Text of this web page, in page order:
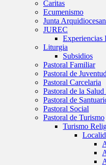
Caritas
Ecumenismo
Junta
JUREC
Experiencias
Liturgia
Subsidios
Pastoral Familiar
Pastoral de Juventud
Pastoral Carcelaria
Pastoral de la
Pastoral de
Pastoral Social
Pastoral de Turismo
Turismo